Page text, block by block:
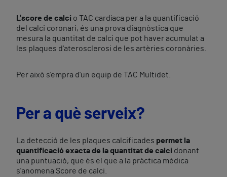
L'score de calci o TAC cardíaca per a la quantificació
del calci coronari, és una prova diagnòstica que
mesura la quantitat de calci que pot haver acumulat a
les plaques d'aterosclerosi de les artèries coronàries.
Per això s'empra d'un equip de TAC Multidet.
Per a què serveix?
La detecció de les plaques calcificades permet la
quantificació exacta de la quantitat de calci donant
una puntuació, que és el que a la pràctica mèdica
s'anomena Score de calci.